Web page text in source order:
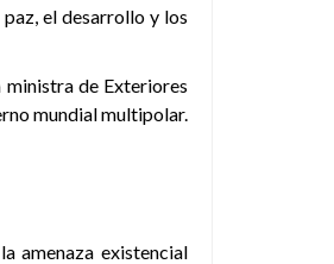
el desarrollo y los
de Exteriores
mundial multipolar.
amenaza existencial